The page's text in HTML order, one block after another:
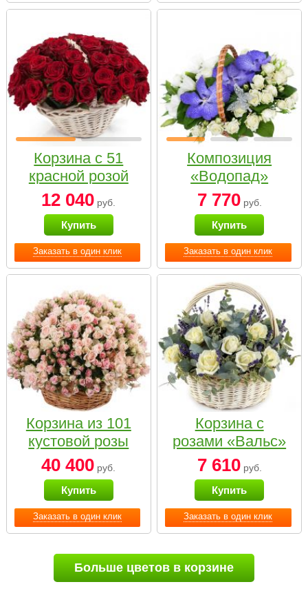
Заказать в один клик
Корзина с 51
красной розой
12 040 руб.
Купить
Заказать в один клик
Композиция
«Водопад»
7 770руб.
Купить
Заказать в один клик
Корзина из 101
кустовой розы
нежных тонов
40 400 руб.
Купить
Заказать в один клик
Корзина с
розами «Вальс»
7 610руб.
Купить
Больше цветов в корзине